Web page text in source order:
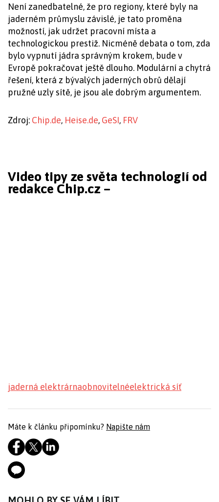
Není zanedbatelné, že pro regiony, které byly na
jaderném průmyslu závislé, je tato proměna
možností, jak udržet pracovní místa a
technologickou prestiž. Nicméně debata o tom, zda
bylo vypnutí jádra správným krokem, bude v
Evropě pokračovat ještě dlouho. Modulární a chytrá
řešení, která z bývalých jaderných obrů dělají
pružné uzly sítě, je jsou ale dobrým argumentem.
Zdroj: Chip.de, Heise.de, GeSI, FRV
Video tipy ze světa technologií od
redakce Chip.cz –
jaderná elektrárnaobnovitelnéelektrická síť
Máte k článku připomínku? Napište nám